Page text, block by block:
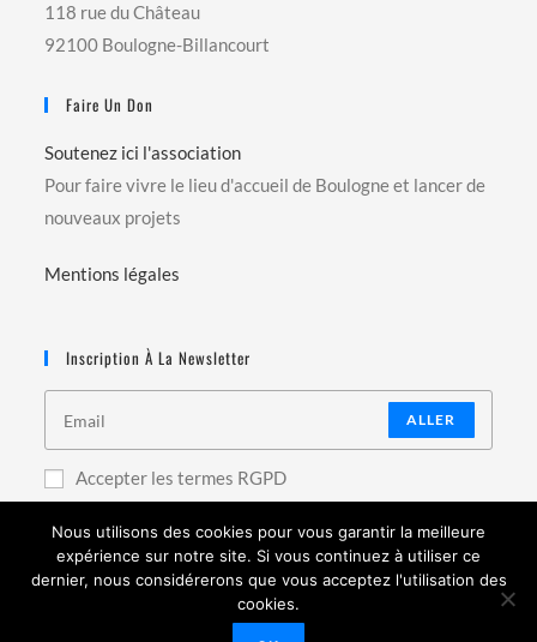
118 rue du Château
92100 Boulogne-Billancourt
Faire Un Don
Soutenez ici l'association
Pour faire vivre le lieu d'accueil de Boulogne et lancer de
nouveaux projets
Mentions légales
Inscription À La Newsletter
ALLER
Accepter les termes RGPD
Nous utilisons des cookies pour vous garantir la meilleure
expérience sur notre site. Si vous continuez à utiliser ce
dernier, nous considérerons que vous acceptez l'utilisation des
cookies.